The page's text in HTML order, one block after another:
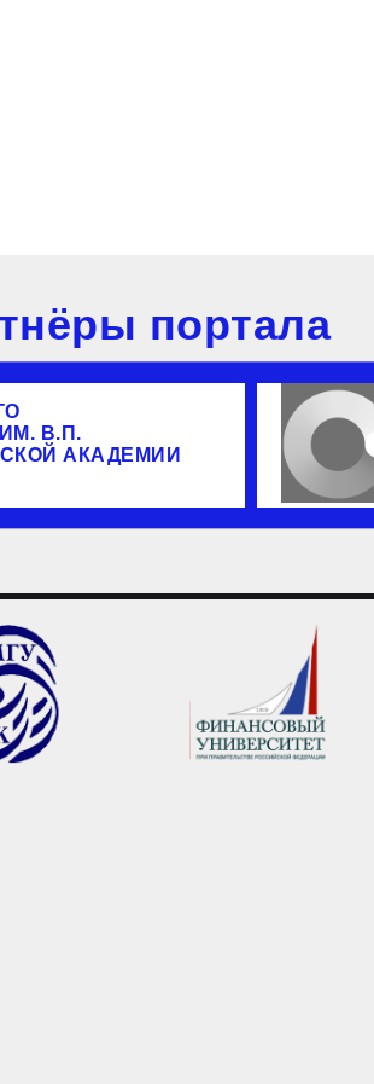
портала
В.П.
АКАДЕМИИ